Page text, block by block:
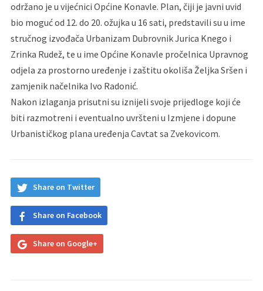
održano je u vijećnici Općine Konavle. Plan, čiji je javni uvid
bio moguć od 12. do 20. ožujka u 16 sati, predstavili su u ime
stručnog izvođača Urbanizam Dubrovnik Jurica Knego i
Zrinka Rudež, te u ime Općine Konavle pročelnica Upravnog
odjela za prostorno uređenje i zaštitu okoliša Željka Sršen i
zamjenik načelnika Ivo Radonić.
Nakon izlaganja prisutni su iznijeli svoje prijedloge koji će
biti razmotreni i eventualno uvršteni u Izmjene i dopune
Urbanističkog plana uređenja Cavtat sa Zvekovicom.
Share on Twitter
Share on Facebook
Share on Google+